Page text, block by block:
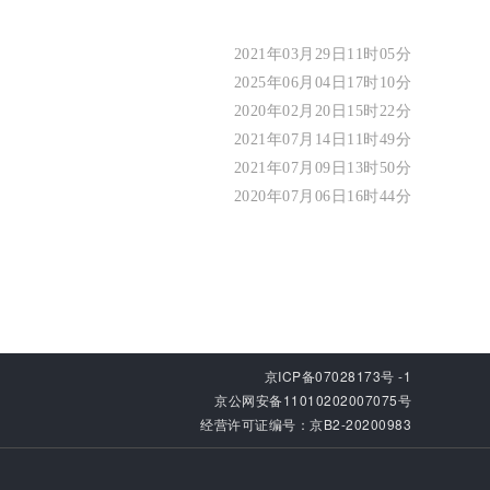
2021年03月29日11时05分
2025年06月04日17时10分
2020年02月20日15时22分
2021年07月14日11时49分
2021年07月09日13时50分
2020年07月06日16时44分
京ICP备07028173号 -1
京公网安备11010202007075号
经营许可证编号：京B2-20200983